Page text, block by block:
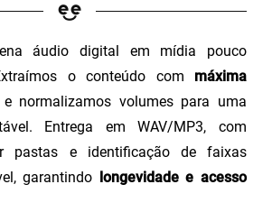
áudio digital em mídia pouco
o conteúdo com máxima
e normalizamos volumes para uma
Entrega em WAV/MP3, com
pastas e identificação de faixas
garantindo longevidade e acesso